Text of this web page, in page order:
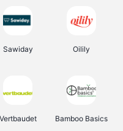
Sawiday Oilily
Vertbaudet Bamboo Basics